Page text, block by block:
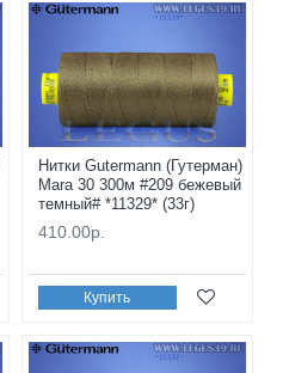
Нитки Gutermann (Гутерман)
Mara 30 300м #209 бежевый
темный# *11329* (33г)
410.00р.
Купить